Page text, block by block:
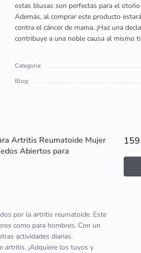
estas blusas son perfectas para el
Además, al comprar este producto
contra el cáncer de mama. ¡Haz una
contribuye a una noble causa al mismo
Categoria:
Blog:
Artritis Reumatoide Mujer
Abiertos para
por la artritis reumatoide. Este
como para hombres. Con un
actividades diarias.
artritis. ¡Adquiere los tuyos y
159